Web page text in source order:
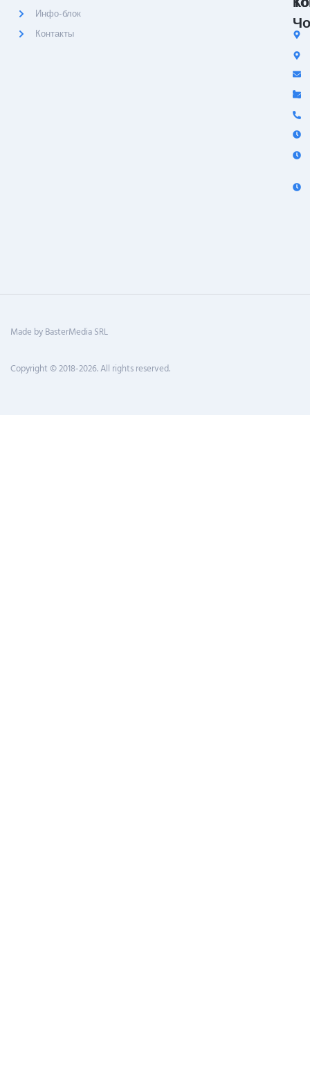
Инфо-блок
Контакты
Made by BasterMedia SRL
Copyright © 2018-2026. All rights reserved.